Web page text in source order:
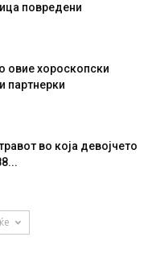
повредени
овие хороскопски
партнерки
во која девојчето